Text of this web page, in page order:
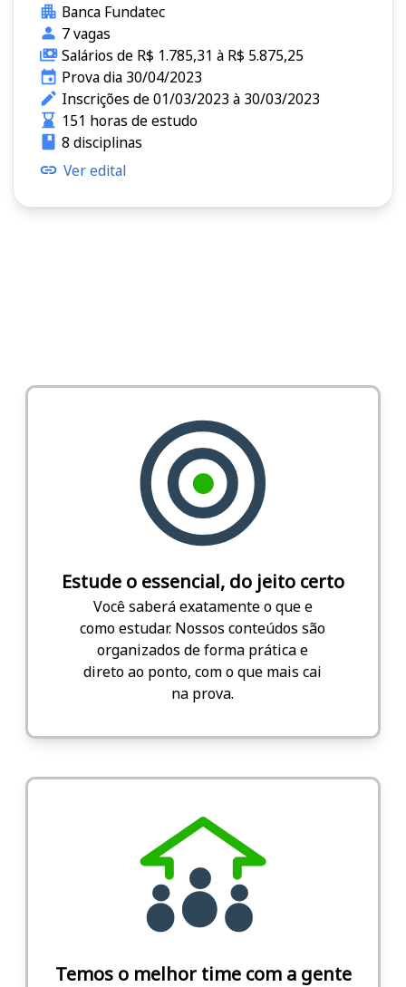
Banca Fundatec
7 vagas
Salários de R$ 1.785,31 à R$ 5.875,25
Prova dia 30/04/2023
Inscrições de 01/03/2023 à 30/03/2023
151 horas de estudo
8 disciplinas
Ver edital
Estude o essencial, do jeito certo
Você saberá exatamente o que e
como estudar. Nossos conteúdos são
organizados de forma prática e
direto ao ponto, com o que mais cai
na prova.
Temos o melhor time com a gente